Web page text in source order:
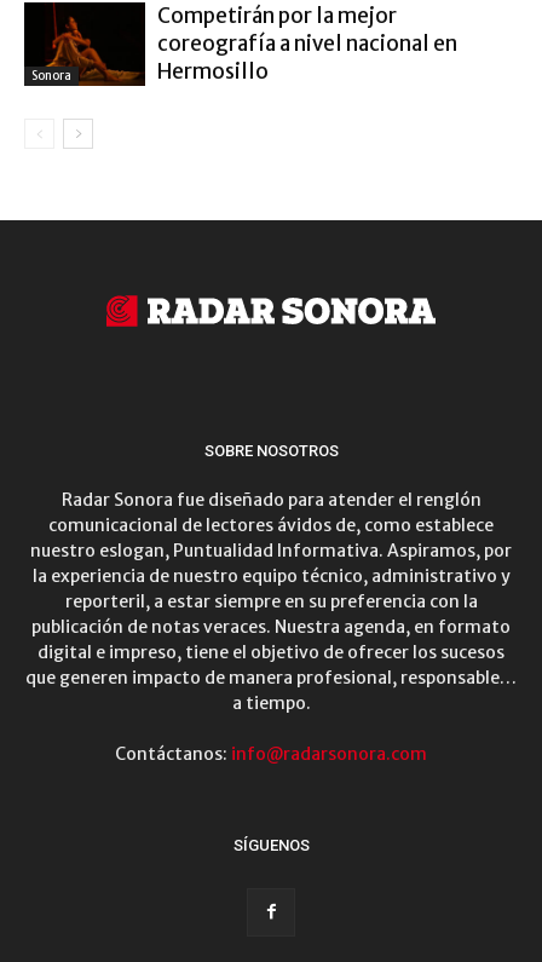
Sonora
Competirán por la mejor
coreografía a nivel nacional en
Hermosillo
SOBRE NOSOTROS
Radar Sonora fue diseñado para atender el renglón
comunicacional de lectores ávidos de, como establece
nuestro eslogan, Puntualidad Informativa. Aspiramos, por
la experiencia de nuestro equipo técnico, administrativo y
reporteril, a estar siempre en su preferencia con la
publicación de notas veraces. Nuestra agenda, en formato
digital e impreso, tiene el objetivo de ofrecer los sucesos
que generen impacto de manera profesional, responsable…
a tiempo.
Contáctanos: info@radarsonora.com
SÍGUENOS